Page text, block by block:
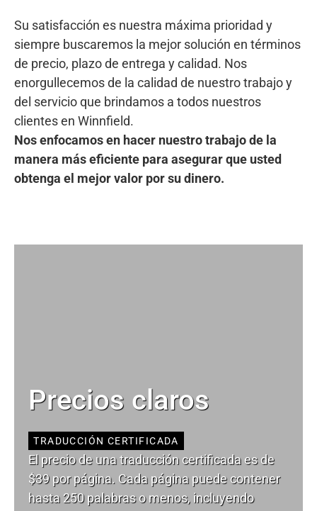
Su satisfacción es nuestra máxima prioridad y
siempre buscaremos la mejor solución en términos
de precio, plazo de entrega y calidad. Nos
enorgullecemos de la calidad de nuestro trabajo y
del servicio que brindamos a todos nuestros
clientes en Winnfield.
Nos enfocamos en hacer nuestro trabajo de la
manera más eficiente para asegurar que usted
obtenga el mejor valor por su dinero.
Precios claros
TRADUCCIÓN CERTIFICADA
El precio de una traducción certificada es de
$39 por página. Cada página puede contener
hasta 250 palabras o menos, incluyendo